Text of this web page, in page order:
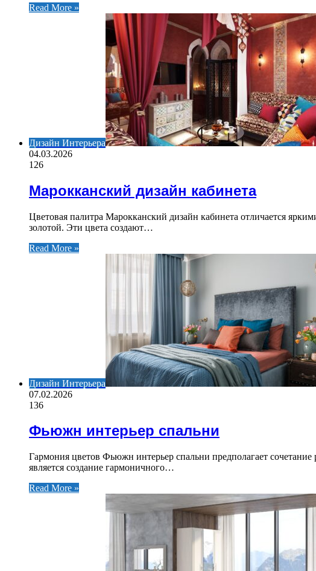
Read More »
Дизайн Интерьера
04.03.2026
126
Марокканский дизайн кабинета
Цветовая палитра Марокканский дизайн кабинета отличается
золотой. Эти цвета создают…
Read More »
Дизайн Интерьера
07.02.2026
136
Фьюжн интерьер спальни
Гармония цветов Фьюжн интерьер спальни предполагает
является создание гармоничного…
Read More »